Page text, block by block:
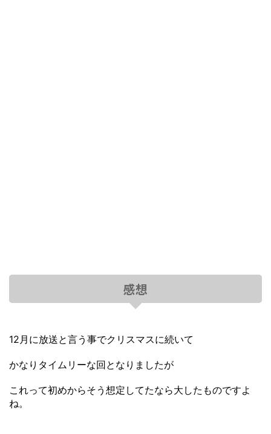
感想
12月に放送と言う事でクリスマスに続いて
かなりタイムリーな回となりましたが
これって初めからそう想定してたなら大したものですよ
ね。